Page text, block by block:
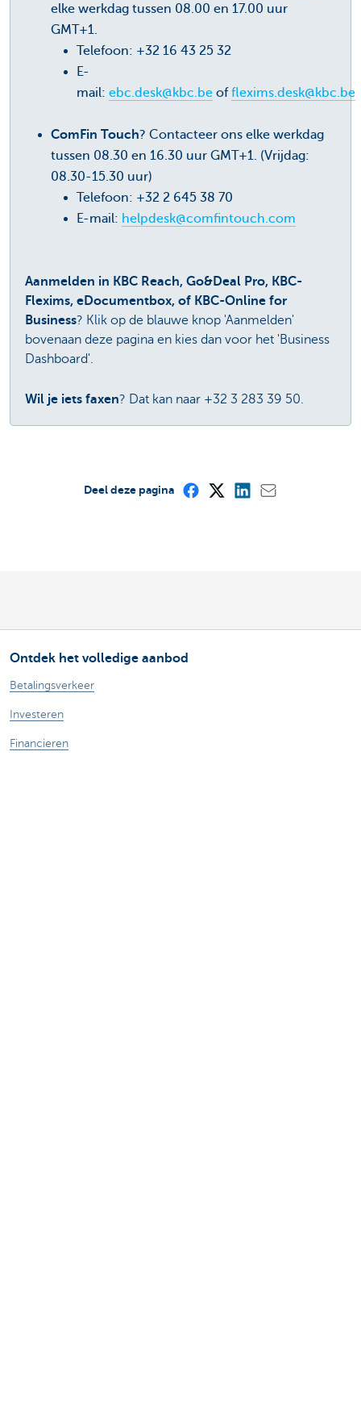
elke werkdag tussen 08.00 en 17.00 uur
GMT+1.
Telefoon: +32 16 43 25 32
E-
mail: ebc.desk@kbc.be offlexims.desk@kbc.be
ComFin Touch? Contacteer ons elke werkdag
tussen 08.30 en 16.30 uur GMT+1. (Vrijdag:
08.30-15.30 uur)
Telefoon: +32 2 645 38 70
E-mail: helpdesk@comfintouch.com
Aanmelden in KBC Reach, Go&Deal Pro, KBC-
Flexims, eDocumentbox, of KBC-Online for
Business? Klik op de blauwe knop 'Aanmelden'
bovenaan deze pagina en kies dan voor het 'Business
Dashboard'.
Wil je iets faxen? Dat kan naar +32 3 283 39 50.
Deel deze pagina
Ontdek het volledige aanbod
Betalingsverkeer
Investeren
Financieren